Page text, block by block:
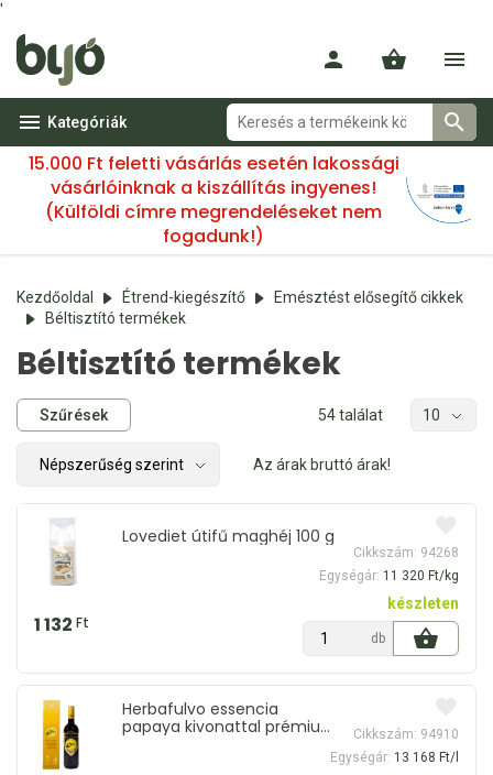
'
Kategóriák
15.000 Ft feletti vásárlás esetén lakossági
vásárlóinknak a kiszállítás ingyenes!
(Külföldi címre megrendeléseket nem
fogadunk!)
Kezdőoldal Étrend-kiegészítő
Emésztést elősegítő cikkek
Béltisztító termékek
Béltisztító termékek
Szűrések 54 találat
Az árak bruttó árak!
Lovediet útifű maghéj 100 g
Cikkszám: 94268
Egységár: 11 320 Ft/kg
1 132 Ft
készleten
db
Herbafulvo essencia
papaya kivonattal prémium
Cikkszám: 94910
Egységár: 13 168 Ft/l